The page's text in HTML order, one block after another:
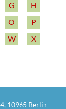
G
H
O
P
W
X
10965 Berlin